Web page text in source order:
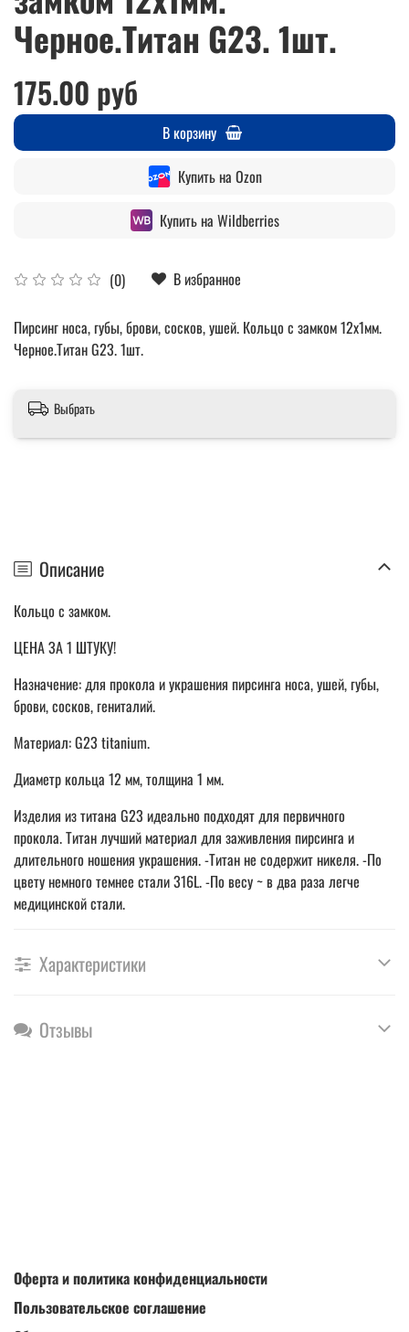
Черное.Титан G23. 1шт.
(0) В избранное
175.00 руб
В корзину
Купить на Ozon
Купить на Wildberries
Пирсинг носа, губы, брови, сосков, ушей. Кольцо с замком 12х1мм.
Черное.Титан G23. 1шт.
Выбрать
Описание
Кольцо с замком.
ЦЕНА ЗА 1 ШТУКУ!
Назначение: для прокола и украшения пирсинга носа, ушей, губы,
брови, сосков, гениталий.
Материал: G23 titanium.
Диаметр кольца 12 мм, толщина 1 мм.
Изделия из титана G23 идеально подходят для первичного
прокола. Титан лучший материал для заживления пирсинга и
длительного ношения украшения. -Титан не содержит никеля. -По
цвету немного темнее стали 316L. -По весу ~ в два раза легче
медицинской стали.
Характеристики
Отзывы
Оферта и политика конфиденциальности
Пользовательское соглашение